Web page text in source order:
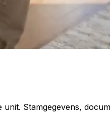
Stamgegevens,